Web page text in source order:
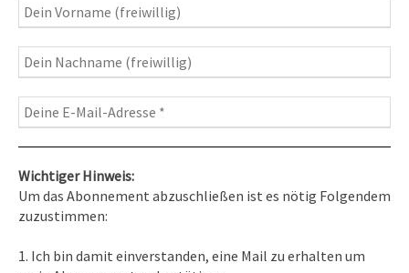
Wichtiger Hinweis:
Um das Abonnement abzuschließen ist es nötig Folgendem
zuzustimmen:
1. Ich bin damit einverstanden, eine Mail zu erhalten um
Fotografie– Fotoblog, Kalender, Workshops
Kontakt
Tel. 0351/2681691